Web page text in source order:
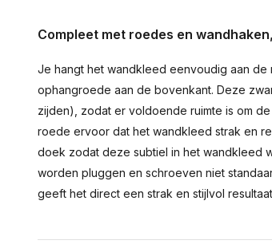
Compleet met roedes en
Je hangt het wandkleed eenvoudig aan
ophangroede aan de bovenkant. Deze
zijden), zodat er voldoende ruimte is om
roede ervoor dat het wandkleed strak en
doek zodat deze subtiel in het wandkleed
worden pluggen en schroeven niet
geeft het direct een strak en stijlvol